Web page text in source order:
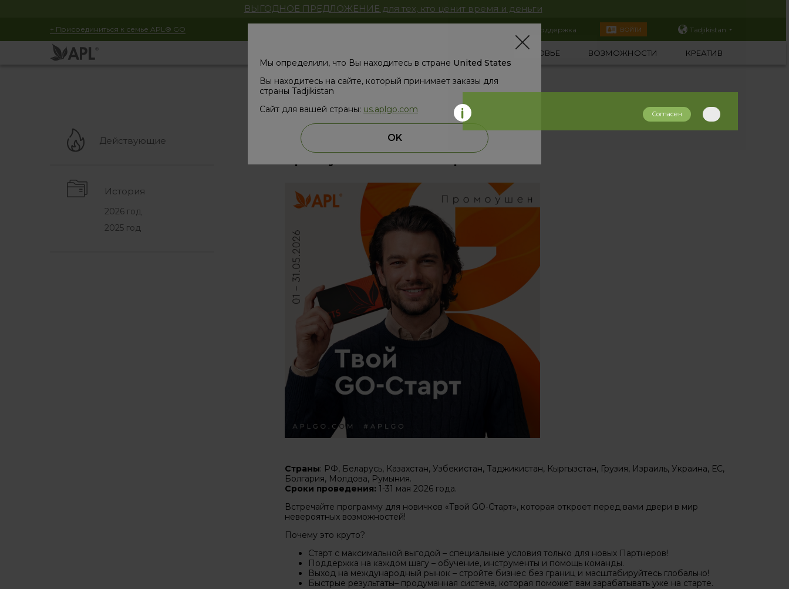
ВЫГОДНОЕ ПРЕДЛОЖЕНИЕ для тех, кто ценит время и деньги
+ Присоединиться к семье APL® GO Поддержка ВОЙТИ Tadjikistan
ЗДОРОВЬЕ ВОЗМОЖНОСТИ КРЕАТИВ
Действующие
История
2026 год
2025 год
Страны: РФ, Беларусь, Казахстан, Узбекистан, Таджикистан, Кыргызстан, Грузия, Израиль, Украина, ЕС,
Болгария, Молдова, Румыния.
Сроки проведения: 1-31 мая 2026 года.
Встречайте программу для новичков «Твой GO-Старт», которая откроет перед вами двери в мир
невероятных возможностей!
Почему это круто?
Старт с максимальной выгодой – специальные условия только для новых Партнеров!
Поддержка на каждом шагу – обучение, инструменты и помощь команды.
Выход на международный рынок – стройте бизнес без границ и масштабируйтесь глобально!
Быстрые результаты– продуманная система, которая поможет вам зарабатывать уже на старте.
Мы определили, что Вы находитесь в стране United States
Вы находитесь на сайте, который принимает заказы для
страны Tadjikistan
Сайт для вашей страны: us.aplgo.com
OK
Согласен